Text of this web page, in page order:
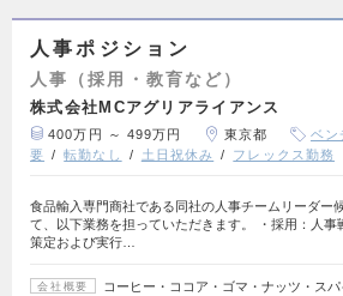
人事ポジション
人事（採用・教育など）
株式会社MCアグリアライアンス
400万円 ～ 499万円 東京都 ベン
要
転勤なし 土日祝休み フレックス勤務
食品輸入専門商社である同社の人事チームリーダー
て、以下業務を担っていただきます。 ・採用：人事
策定および実行…
会社概要
コーヒー・ココア・ゴマ・ナッツ・ス